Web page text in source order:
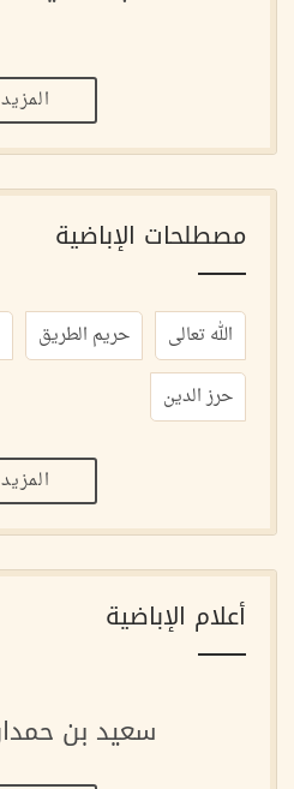
المزيد
مصطلحات الإباضية
الله تعالى حريم الطريق
حرز الدين
المزيد
أعلام الإباضية
سعيد بن